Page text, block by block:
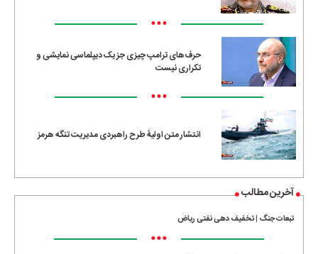
•••
حرف‌های ترامپ چیزی جز یک دیپلماسی نمایشی و
تکراری نیست
•••
انتشار متن اولیۀ طرح راهبردی مدیریت تنگه هرمز
آخرین مطالب
تبعات جنگ | تخفیف دهی نفتی ریاض
•••